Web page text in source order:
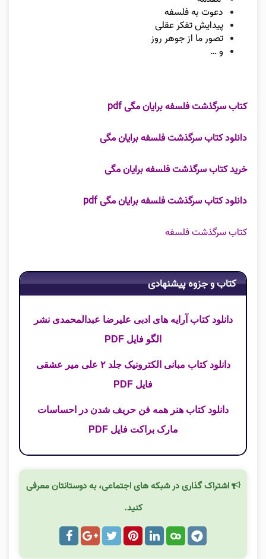
دعوت به فلسفه
پیدایش تفکر عقلی
تصور ما از جوهر روز
و …
کتاب سرگذشت فلسفه برایان مگی pdf
دانلود کتاب سرگذشت فلسفه برایان مگی
خرید کتاب سرگذشت فلسفه برایان مگی
دانلود کتاب سرگذشت فلسفه برایان مگی pdf
کتاب سرگذشت فلسفه
کتاب و جزوه پیشنهادی
دانلود کتاب آرایه های ادبی علیرضا عبدالمحمدی نشر
الگو فایل PDF
دانلود کتاب مبانی الکترونیک جلد ۲ علی میر عشقی
فایل PDF
دانلود کتاب هنر همه فن حریف شدن در احساسات
مارک براکت فایل PDF
اشتراک گذاری در شبکه های اجتماعی، به دوستانتان معرفی
کنید.